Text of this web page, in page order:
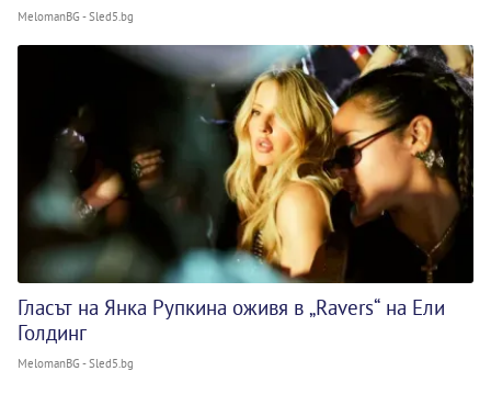
MelomanBG - Sled5.bg
Гласът на Янка Рупкина оживя в „Ravers“ на Ели
Голдинг
MelomanBG - Sled5.bg